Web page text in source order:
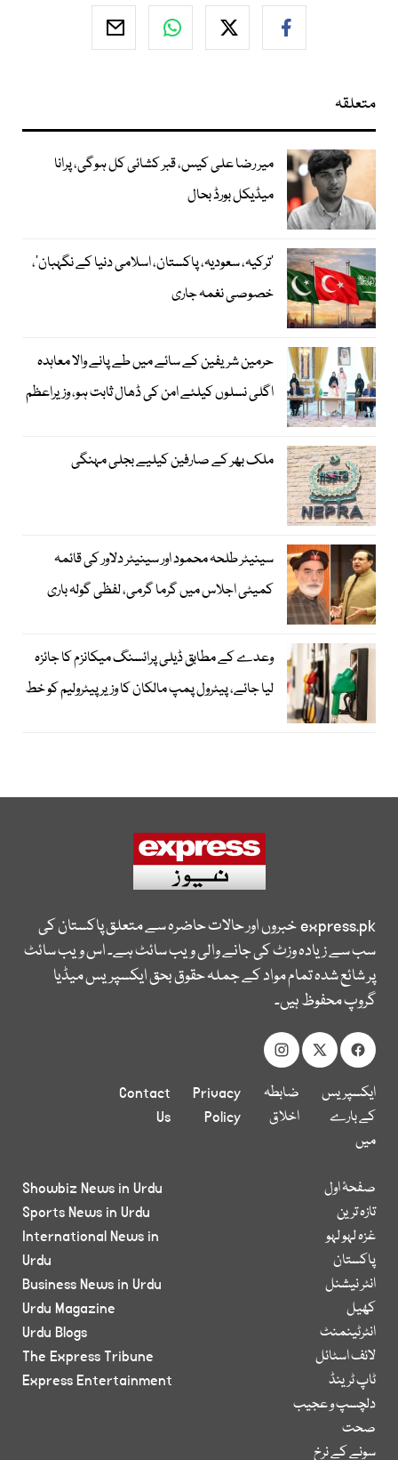
متعلقہ
میر رضا علی کیس، قبر کشائی کل ہوگی، پرانا
میڈیکل بورڈ بحال
‘ترکیہ، سعودیہ، پاکستان، اسلامی دنیا کے نگہبان’،
خصوصی نغمہ جاری
حرمین شریفین کے سائے میں طے پانے والا معاہدہ
اگلی نسلوں کیلئے امن کی ڈھال ثابت ہو، وزیراعظم
ملک بھر کے صارفین کیلیے بجلی مہنگی
سینیٹر طلحہ محمود اور سینیٹر دلاور کی قائمہ
کمیٹی اجلاس میں گرما گرمی، لفظی گولہ باری
وعدے کے مطابق ڈیلی پرائسنگ میکانزم کا جائزہ
لیا جائے، پیٹرول پمپ مالکان کا وزیرپیٹرولیم کو خط
express.pkخبروں اور حالات حاضرہ سے متعلق پاکستان کی
سب سے زیادہ وزٹ کی جانے والی ویب سائٹ ہے۔ اس ویب سائٹ
پر شائع شدہ تمام مواد کے جملہ حقوق بحق ایکسپریس میڈیا
گروپ محفوظ ہیں۔
ایکسپریس
کے بارے
میں
ضابطہ
اخلاق
Privacy
Policy
Contact
Us
صفحۂ اول
تازہ ترین
غزہ لہو لہو
پاکستان
انٹر نیشنل
کھیل
انٹرٹینمنٹ
لائف اسٹائل
ٹاپ ٹرینڈ
دلچسپ و عجیب
صحت
سونے کے نرخ
Showbiz News in Urdu
Sports News in Urdu
International News in
Urdu
Business News in Urdu
Urdu Magazine
Urdu Blogs
The Express Tribune
Express Entertainment